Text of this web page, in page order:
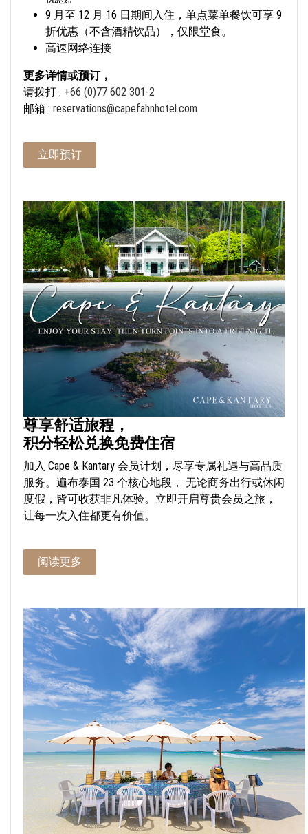
9 月至 12 月 16 日期间入住，单点菜单餐饮可享 9
折优惠（不含酒精饮品），仅限堂食。
高速网络连接
更多详情或预订，
请拨打 : +66 (0)77 602 301-2
邮箱 : reservations@capefahnhotel.com
立即预订
尊享舒适旅程，
积分轻松兑换免费住宿
加入 Cape & Kantary 会员计划，尽享专属礼遇与高品质
服务。遍布泰国 23 个核心地段， 无论商务出行或休闲
度假，皆可收获非凡体验。立即开启尊贵会员之旅，
让每一次入住都更有价值。
阅读更多